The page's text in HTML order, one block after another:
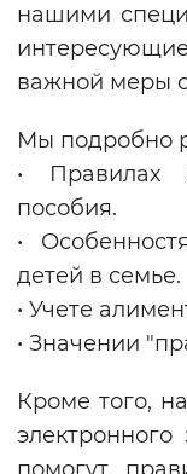
нашими
важной меры
Мы подробно
• Правилах
пособия.
•
детей в семье.
• Учете
• Значении
Кроме того,